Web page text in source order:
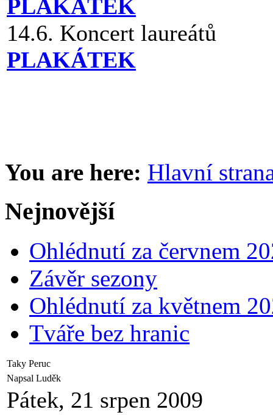
PLAKÁTEK
14.6. Koncert laureátů
PLAKÁTEK
You are here: Hlavní
Nejnovější
Ohlédnutí za červnem
Závěr sezony
Ohlédnutí za květnem
Tváře bez hranic
Taky Peruc
Napsal Luděk
Pátek, 21 srpen 2009